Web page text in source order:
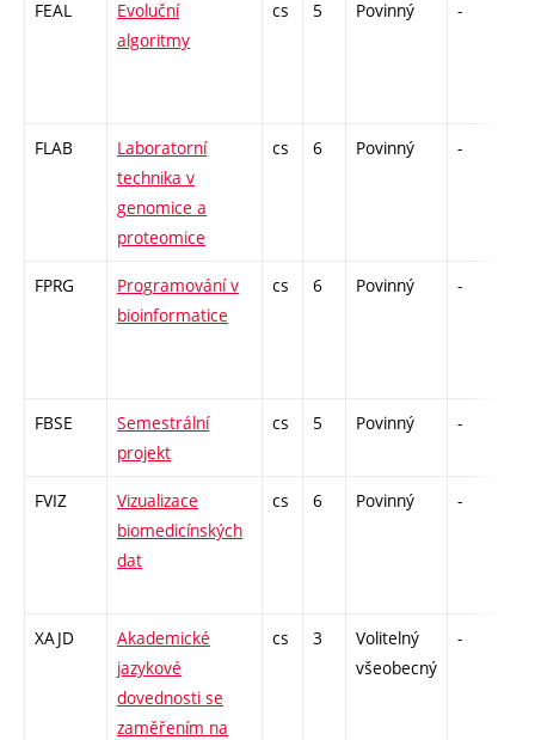
FEAL
Evoluční
algoritmy
cs 5 Povinný -
FLAB
Laboratorní
technika v
genomice a
proteomice
cs 6 Povinný -
FPRG
Programování v
bioinformatice
cs 6 Povinný -
FBSE
Semestrální
projekt
cs 5 Povinný -
FVIZ
Vizualizace
biomedicínských
dat
cs 6 Povinný -
XAJD
Akademické
jazykové
dovednosti se
zaměřením na
cs 3
Volitelný
všeobecný
-